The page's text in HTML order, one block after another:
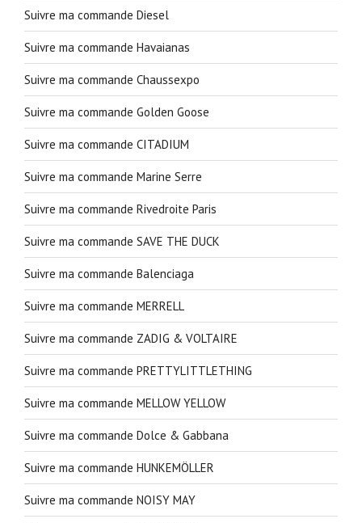
Suivre ma commande Diesel
Suivre ma commande Havaianas
Suivre ma commande Chaussexpo
Suivre ma commande Golden Goose
Suivre ma commande CITADIUM
Suivre ma commande Marine Serre
Suivre ma commande Rivedroite Paris
Suivre ma commande SAVE THE DUCK
Suivre ma commande Balenciaga
Suivre ma commande MERRELL
Suivre ma commande ZADIG & VOLTAIRE
Suivre ma commande PRETTYLITTLETHING
Suivre ma commande MELLOW YELLOW
Suivre ma commande Dolce & Gabbana
Suivre ma commande HUNKEMÖLLER
Suivre ma commande NOISY MAY